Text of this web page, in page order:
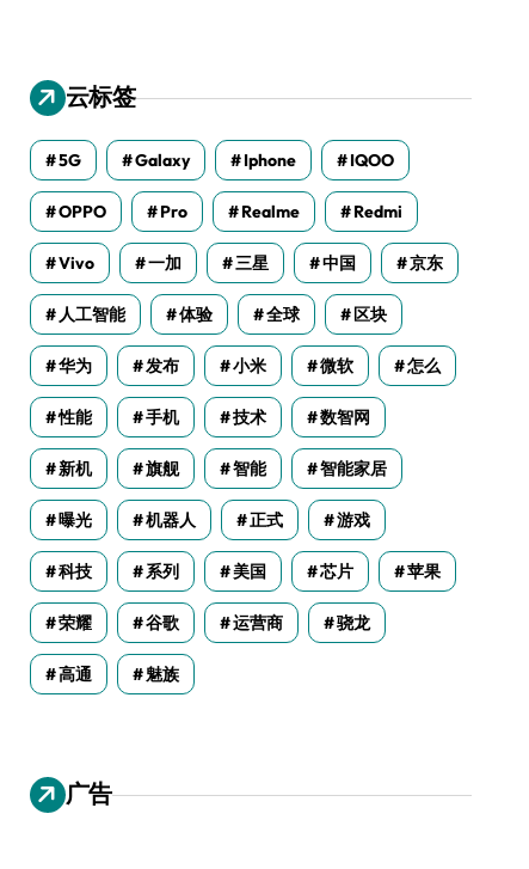
云标签
5G Galaxy Iphone IQOO
OPPO Pro Realme Redmi
Vivo 一加 三星 中国 京东
人工智能 体验 全球 区块
华为 发布 小米 微软 怎么
性能 手机 技术 数智网
新机 旗舰 智能 智能家居
曝光 机器人 正式 游戏
科技 系列 美国 芯片 苹果
荣耀 谷歌 运营商 骁龙
高通 魅族
广告